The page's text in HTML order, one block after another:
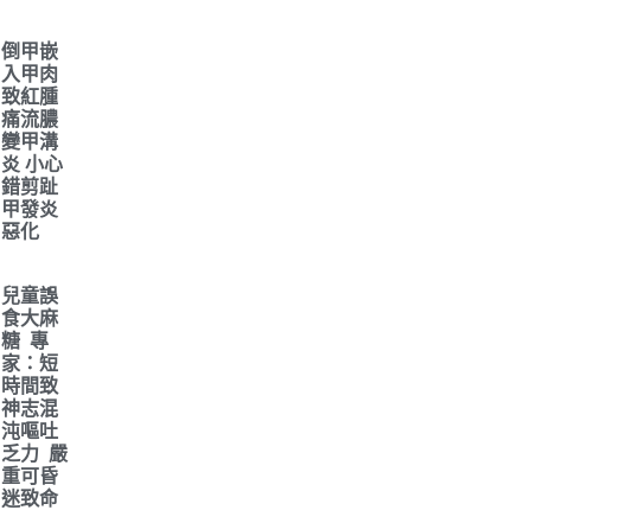
倒甲嵌
入甲肉
致紅腫
痛流膿
變甲溝
炎 小心
錯剪趾
甲發炎
惡化
兒童誤
食大麻
糖 專
家：短
時間致
神志混
沌嘔吐
乏力 嚴
重可昏
迷致命